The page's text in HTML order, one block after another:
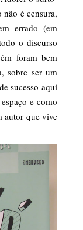
é censura,
errado (em
o discurso
foram bem
sobre ser um
sucesso aqui
e como
autor que vive